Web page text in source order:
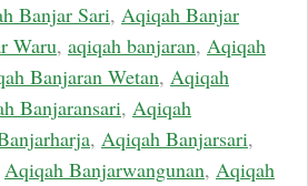
Banjar Sari, Aqiqah Banjar
Waru, aqiqah banjaran, Aqiqah
Banjaran Wetan, Aqiqah
Banjaransari, Aqiqah
, Aqiqah Banjarsari,
Aqiqah Banjarwangunan, Aqiqah